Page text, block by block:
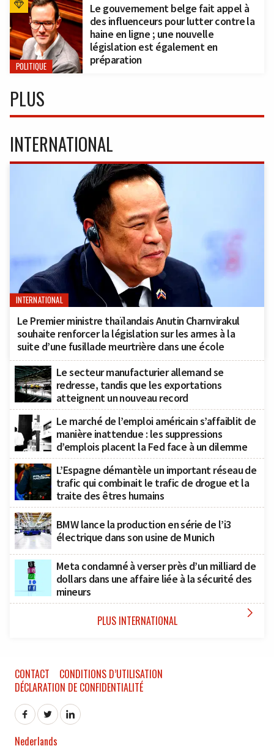
POLITIQUE
Le gouvernement belge fait appel à
des influenceurs pour lutter contre la
haine en ligne ; une nouvelle
législation est également en
préparation
PLUS
INTERNATIONAL
INTERNATIONAL
Le Premier ministre thaïlandais Anutin Charnvirakul
souhaite renforcer la législation sur les armes à la
suite d’une fusillade meurtrière dans une école
Le secteur manufacturier allemand se
redresse, tandis que les exportations
atteignent un nouveau record
Le marché de l’emploi américain s’affaiblit de
manière inattendue : les suppressions
d’emplois placent la Fed face à un dilemme
L’Espagne démantèle un important réseau de
trafic qui combinait le trafic de drogue et la
traite des êtres humains
BMW lance la production en série de l’i3
électrique dans son usine de Munich
Meta condamné à verser près d’un milliard de
dollars dans une affaire liée à la sécurité des
mineurs
PLUS INTERNATIONAL 
CONTACT
CONDITIONS D’UTILISATION
DÉCLARATION DE CONFIDENTIALITÉ
Nederlands